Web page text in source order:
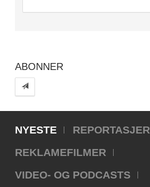
ABONNER
NYESTE
REPORTASJER
REKLAMEFILMER
VIDEO- OG PODCASTS